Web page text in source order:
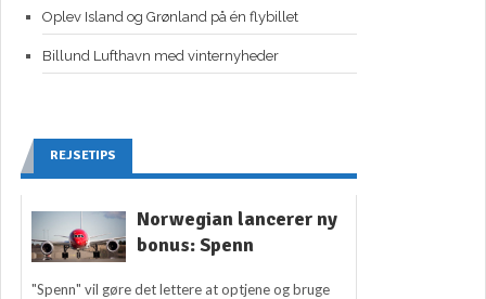
Oplev Island og Grønland på én flybillet
Billund Lufthavn med vinternyheder
REJSETIPS
Norwegian lancerer ny
bonus: Spenn
"Spenn" vil gøre det lettere at optjene og bruge